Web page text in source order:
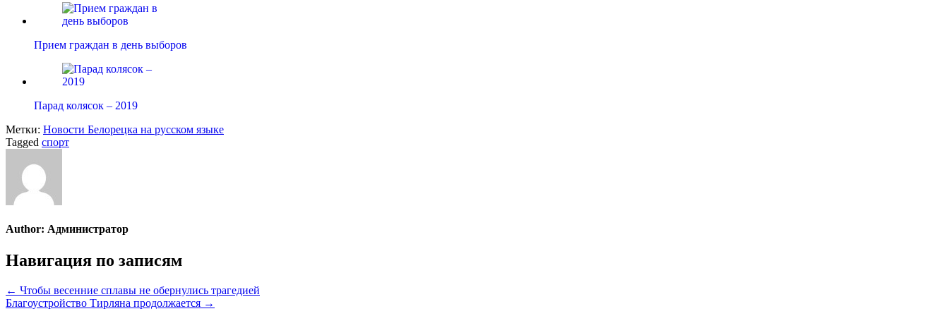
Прием граждан в день выборов
Парад колясок – 2019
Метки: Новости Белорецка на русском языке
Tagged спорт
Author: Администратор
Навигация по записям
← Чтобы весенние сплавы не обернулись трагедией
Благоустройство Тирляна продолжается →